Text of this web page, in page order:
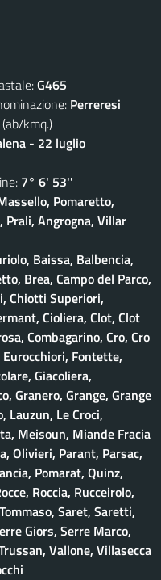
G465
Perreresi
(ab/kmq.)
- 22 luglio
7° 6' 53''
Pomaretto,
Prali, Angrogna, Villar
Baissa, Balbencia,
Brea, Campo del Parco,
Chiotti Superiori,
Cioliera, Clot, Clot
Combagarino, Cro, Cro
Fontette,
Giacoliera,
Granero, Grange, Grange
Lauzun, Le Croci,
Meisoun, Miande Fracia
Olivieri, Parant, Parsac,
Pomarat, Quinz,
Roccia, Rucceirolo,
Saret, Saretti,
Giors, Serre Marco,
Vallone, Villasecca